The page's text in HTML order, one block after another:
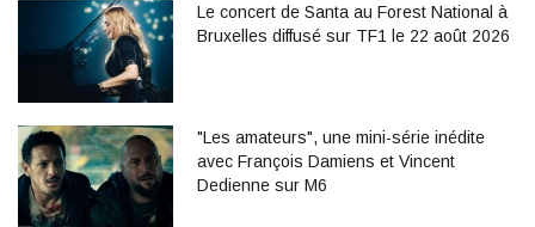
Le concert de Santa au Forest National à
Bruxelles diffusé sur TF1 le 22 août 2026
"Les amateurs", une mini-série inédite
avec François Damiens et Vincent
Dedienne sur M6